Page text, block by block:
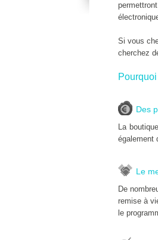
Si vous
cherchez
Des
La
également
Le
De
remise à
le